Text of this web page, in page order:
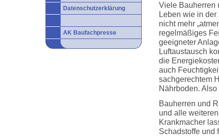
Datenschutzerklärung
AK Baufachpresse
Viele Bauherren
Leben wie in der
nicht mehr
regelmäßiges
geeigneter
Luftaustausch
die
auch
sachgerechtem
Nährboden. Also
Bauherren und
und alle
Krankmacher
Schadstoffe und